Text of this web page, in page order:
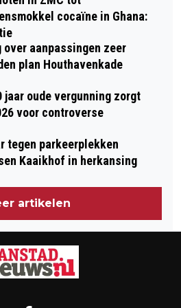
cocaïne in Ghana:
over aanpassingen zeer
plan Houthavenkade
jaar oude vergunning zorgt
voor controverse
tegen parkeerplekken
Kaaikhof in herkansing
artikelen